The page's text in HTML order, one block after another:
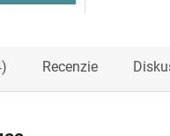
Recenzie